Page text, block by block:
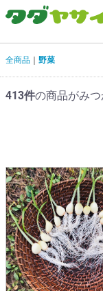
全商品 野菜
413件の商品がみつ